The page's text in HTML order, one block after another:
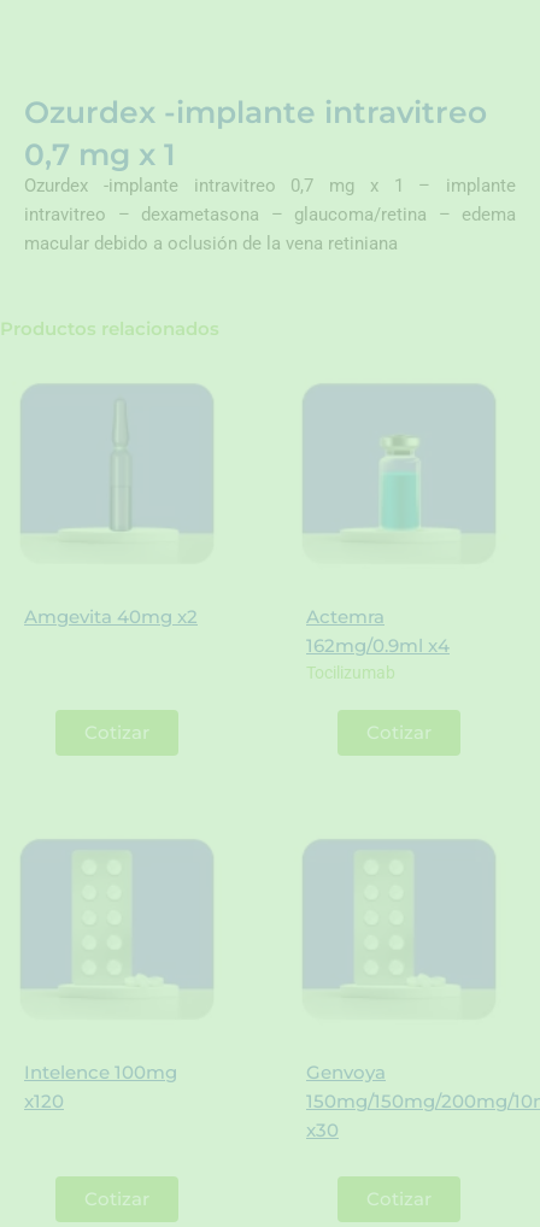
Ozurdex -implante intravitreo
0,7 mg x 1
Ozurdex -implante intravitreo 0,7 mg x 1 – implante
intravitreo – dexametasona – glaucoma/retina – edema
macular debido a oclusión de la vena retiniana
Productos relacionados
Amgevita 40mg x2
Cotizar
Actemra
162mg/0.9ml x4
Tocilizumab
Cotizar
Intelence 100mg
x120
Cotizar
Genvoya
150mg/150mg/200mg/
x30
Cotizar